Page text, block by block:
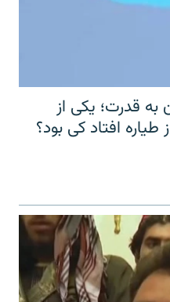
قدرت؛ یکی از
افتاد کی بود؟